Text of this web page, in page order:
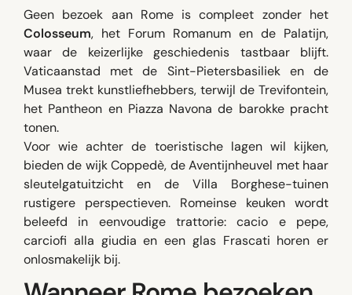
Geen bezoek aan Rome is compleet zonder het
Colosseum, het Forum Romanum en de Palatijn,
waar de keizerlijke geschiedenis tastbaar blijft.
Vaticaanstad met de Sint-Pietersbasiliek en de
Musea trekt kunstliefhebbers, terwijl de Trevifontein,
het Pantheon en Piazza Navona de barokke pracht
tonen.
Voor wie achter de toeristische lagen wil kijken,
bieden de wijk Coppedè, de Aventijnheuvel met haar
sleutelgatuitzicht en de Villa Borghese-tuinen
rustigere perspectieven. Romeinse keuken wordt
beleefd in eenvoudige trattorie: cacio e pepe,
carciofi alla giudia en een glas Frascati horen er
onlosmakelijk bij.